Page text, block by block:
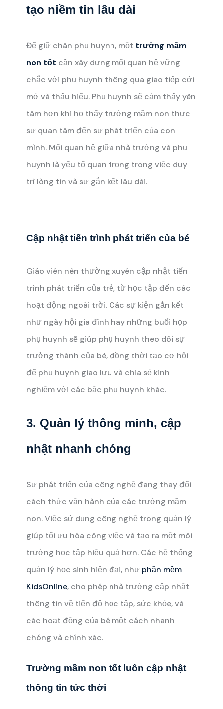
tạo niềm tin lâu dài
Để giữ chân phụ huynh, một trường mầm
non tốt cần xây dựng mối quan hệ vững
chắc với phụ huynh thông qua giao tiếp cởi
mở và thấu hiểu. Phụ huynh sẽ cảm thấy yên
tâm hơn khi họ thấy trường mầm non thực
sự quan tâm đến sự phát triển của con
mình. Mối quan hệ giữa nhà trường và phụ
huynh là yếu tố quan trọng trong việc duy
trì lòng tin và sự gắn kết lâu dài.
Cập nhật tiến trình phát triển của bé
Giáo viên nên thường xuyên cập nhật tiến
trình phát triển của trẻ, từ học tập đến các
hoạt động ngoài trời. Các sự kiện gắn kết
như ngày hội gia đình hay những buổi họp
phụ huynh sẽ giúp phụ huynh theo dõi sự
trưởng thành của bé, đồng thời tạo cơ hội
để phụ huynh giao lưu và chia sẻ kinh
nghiệm với các bậc phụ huynh khác.
3. Quản lý thông minh, cập
nhật nhanh chóng
Sự phát triển của công nghệ đang thay đổi
cách thức vận hành của các trường mầm
non. Việc sử dụng công nghệ trong quản lý
giúp tối ưu hóa công việc và tạo ra một môi
trường học tập hiệu quả hơn. Các hệ thống
quản lý học sinh hiện đại, như phần mềm
KidsOnline, cho phép nhà trường cập nhật
thông tin về tiến độ học tập, sức khỏe, và
các hoạt động của bé một cách nhanh
chóng và chính xác.
Trường mầm non tốt luôn cập nhật
thông tin tức thời